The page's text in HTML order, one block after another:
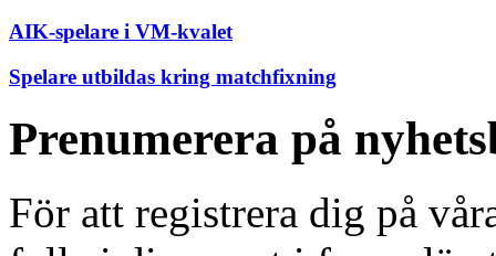
AIK-spelare i VM-kvalet
Spelare utbildas kring matchfixning
Prenumerera på
För att registrera dig på